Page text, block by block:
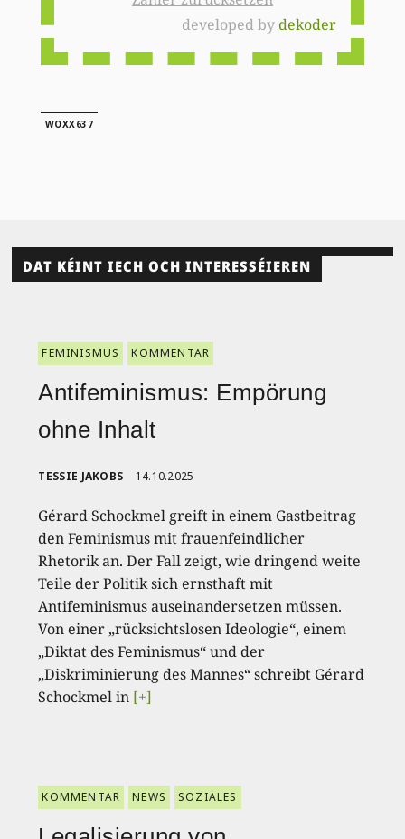
developed bydekoder
WOXX637
DAT KÉINT IECH OCH INTERESSÉIEREN
FEMINISMUS KOMMENTAR
Antifeminismus: Empörung
ohne Inhalt
TESSIE JAKOBS 14.10.2025
Gérard Schockmel greift in einem Gastbeitrag
den Feminismus mit frauenfeindlicher
Rhetorik an. Der Fall zeigt, wie dringend weite
Teile der Politik sich ernsthaft mit
Antifeminismus auseinandersetzen müssen.
Von einer „rücksichtslosen Ideologie“, einem
„Diktat des Feminismus“ und der
„Diskriminierung des Mannes“ schreibt Gérard
Schockmel in [+]
KOMMENTAR NEWS SOZIALES